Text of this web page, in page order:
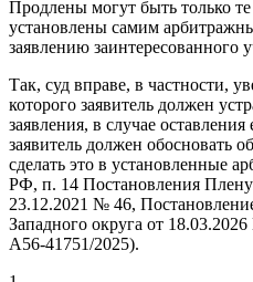
Продлены могут быть только
установлены самим
заявлению заинтересованного
Так, суд вправе, в частности,
которого заявитель должен
заявления, в случае
заявитель должен обосновать
сделать это в установленные
РФ, п. 14 Постановления
23.12.2021 № 46,
Западного округа от
А56-41751/2025).